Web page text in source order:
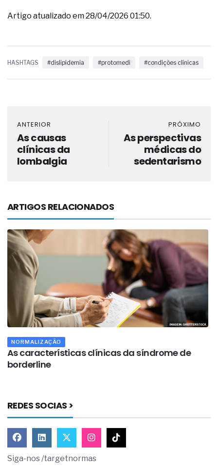
Artigo atualizado em 28/04/2026 01:50.
HASHTAGS #dislipidemia #protomedi #condições clínicas
ANTERIOR
As causas
clínicas da
lombalgia
PRÓXIMO
As perspectivas
médicas do
sedentarismo
ARTIGOS RELACIONADOS
NORMALIZAÇÃO
As características clínicas da síndrome de
borderline
REDES SOCIAS >
Siga-nos /targetnormas